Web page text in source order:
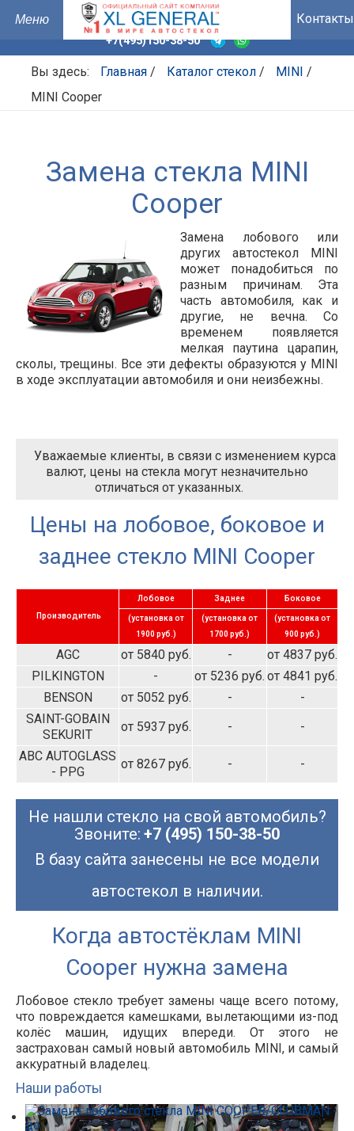
Контакты
+7(495)150-38-50
Вы здесь: Главная / Каталог стекол / MINI /
MINI Cooper
Замена стекла MINI
Cooper
Замена лобового или
других автостекол MINI
может понадобиться по
разным причинам. Эта
часть автомобиля, как и
другие, не вечна. Со
временем появляется
мелкая паутина царапин,
сколы, трещины. Все эти дефекты образуются у MINI
в ходе эксплуатации автомобиля и они неизбежны.
Уважаемые клиенты, в связи с изменением курса
валют, цены на стекла могут незначительно
отличаться от указанных.
Цены на лобовое, боковое и
заднее стекло MINI Cooper
Производитель
Лобовое Заднее Боковое
(установка от
1900 руб.)
(установка от
1700 руб.)
(установка от
900 руб.)
AGC от 5840 руб. -
от 4837 руб.
PILKINGTON
- от 5236 руб. от 4841 руб.
BENSON
от 5052 руб. -
-
SAINT-GOBAIN
SEKURIT
от 5937 руб. -
-
ABC AUTOGLASS
- PPG
от 8267 руб. - -
Не нашли стекло на свой автомобиль?
Звоните: +7 (495) 150-38-50
В базу сайта занесены не все модели
автостекол в наличии.
Когда автостёклам MINI
Cooper нужна замена
Лобовое стекло требует замены чаще всего потому,
что повреждается камешками, вылетающими из-под
колёс машин, идущих впереди. От этого не
застрахован самый новый автомобиль MINI, и самый
аккуратный владелец.
Наши работы